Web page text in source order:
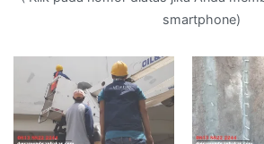
smartphone)